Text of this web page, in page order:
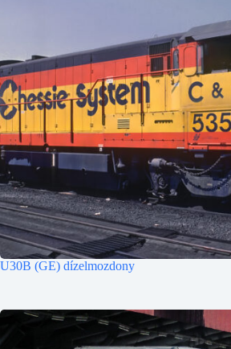
U30B (GE) dízelmozdony